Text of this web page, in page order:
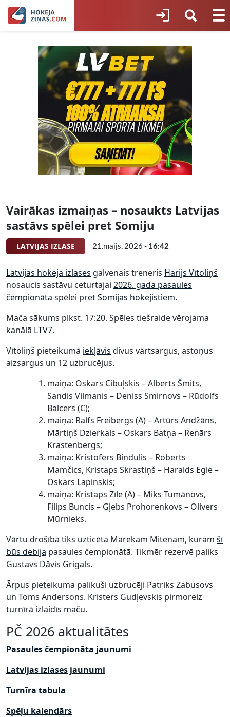
Vairākas izmaiņas – nosaukts Latvijas
sastāvs spēlei pret Somiju
LATVIJAS IZLASE 21.maijs, 2026 - 16:42
Latvijas hokeja izlases galvenais treneris Harijs Vītoliņš
nosaucis sastāvu ceturtajai 2026. gada pasaules
čempionāta spēlei pretSomijas hokejistiem.
Mača sākums plkst. 17:20. Spēles tiešraide vērojama
kanālā LTV7.
Vītoliņš pieteikumā iekļāvis divus vārtsargus, astoņus
aizsargus un 12 uzbrucējus.
maiņa: Oskars Cibuļskis – Alberts Šmits,
Sandis Vilmanis – Deniss Smirnovs – Rūdolfs
Balcers (C);
maiņa: Ralfs Freibergs (A) – Artūrs Andžāns,
Mārtiņš Dzierkals – Oskars Batņa – Renārs
Krastenbergs;
maiņa: Kristofers Bindulis – Roberts
Mamčics, Kristaps Skrastiņš – Haralds Egle –
Oskars Lapinskis;
maiņa: Kristaps Zīle (A) – Miks Tumānovs,
Filips Buncis – Gļebs Prohorenkovs – Olivers
Mūrnieks.
Vārtu drošība tiks uzticēta Marekam Mitenam, kuram šī
būs debija pasaules čempionātā. Tikmēr rezervē paliks
Gustavs Dāvis Grigals.
Ārpus pieteikuma palikuši uzbrucēji Patriks Zabusovs
un Toms Andersons. Kristers Gudļevskis pirmoreiz
turnīrā izlaidīs maču.
PČ 2026 aktualitātes
Pasaules čempionāta jaunumi
Latvijas izlases jaunumi
Turnīra tabula
Spēļu kalendārs